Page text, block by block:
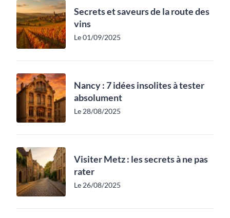
Secrets et saveurs de la route des
vins
Le 01/09/2025
Nancy : 7 idées insolites à tester
absolument
Le 28/08/2025
Visiter Metz : les secrets à ne pas
rater
Le 26/08/2025